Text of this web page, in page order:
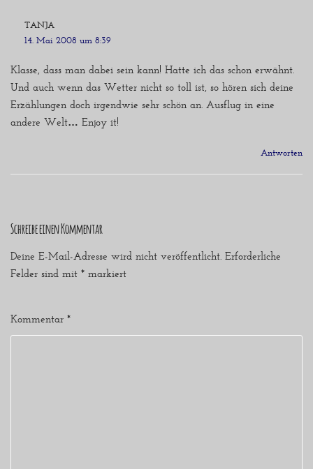
TANJA
14. Mai 2008 um 8:39
Klasse, dass man dabei sein kann! Hatte ich das schon erwähnt.
Und auch wenn das Wetter nicht so toll ist, so hören sich deine
Erzählungen doch irgendwie sehr schön an. Ausflug in eine
andere Welt… Enjoy it!
Antworten
Schreibe einen Kommentar
Deine E-Mail-Adresse wird nicht veröffentlicht. Erforderliche
Felder sind mit * markiert
Kommentar *